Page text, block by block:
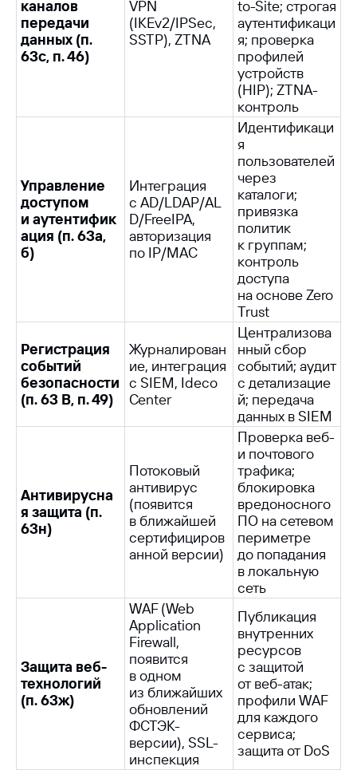
каналов
передачи
данных (п.
63с, п. 46)
VPN
(IKEv2/IPSec,
SSTP), ZTNA
to-Site; строгая
аутентификаци
я; проверка
профилей
устройств
(HIP); ZTNA-
контроль
Управление
доступом
и аутентифик
ация (п. 63а,
б)
Интеграция
с AD/LDAP/AL
D/FreeIPA,
авторизация
по IP/MAC
Идентификаци
я
пользователей
через
каталоги;
привязка
политик
к группам;
контроль
доступа
на основе Zero
Trust
Регистрация
событий
безопасности
(п. 63 В, п. 49)
Журналирован
ие, интеграция
с SIEM, Ideco
Center
Централизова
нный сбор
событий; аудит
с детализацие
й; передача
данных в SIEM
Антивирусна
я защита (п.
63н)
Потоковый
антивирус
(появится
в ближайшей
сертифициров
анной версии)
Проверка веб-
и почтового
трафика;
блокировка
вредоносного
ПО на сетевом
периметре
до попадания
в локальную
сеть
Защита веб-
технологий
(п. 63ж)
WAF (Web
Application
Firewall,
появится
в одном
из ближайших
обновлений
ФСТЭК-
версии), SSL-
инспекция
Публикация
внутренних
ресурсов
с защитой
от веб-атак;
профили WAF
для каждого
сервиса;
защита от DoS